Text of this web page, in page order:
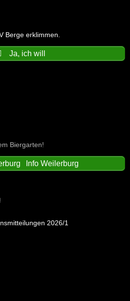
Ja, ich will
Biergarten!
Info Weilerburg